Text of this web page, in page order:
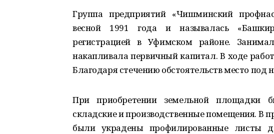
Группа предприятий «Чишминский
весной 1991 года и называлась
регистрацией в Уфимском районе.
накапливала первичный капитал. В ходе
Благодаря стечению обстоятельств место
При приобретении земельной площадки
складские и производственные помещения. В
были украдены профилированные листы